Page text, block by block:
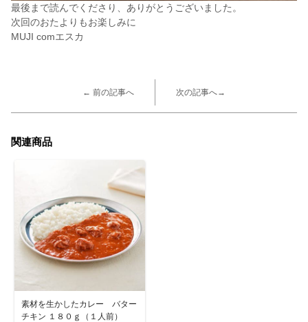
最後まで読んでくださり、ありがとうございました。
次回のおたよりもお楽しみに
MUJI comエスカ
← 前の記事へ 次の記事へ→
関連商品
素材を生かしたカレー バター
チキン １８０ｇ（１人前）